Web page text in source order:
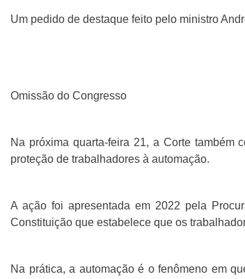
Um pedido de destaque feito pelo ministro
Omissão do Congresso
Na próxima quarta-feira 21, a Corte
proteção de trabalhadores à automação.
A ação foi apresentada em 2022 pela
Constituição que estabelece que os
Na prática, a automação é o fenômeno em